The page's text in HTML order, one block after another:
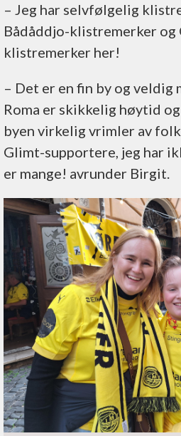
– Jeg har selvfølgelig
Bådåddjo-klistremerker og
klistremerker her!
– Det er en fin by og veldig
Roma er skikkelig høytid
byen virkelig vrimler av
Glimt-supportere, jeg har
er mange! avrunder Birgit.